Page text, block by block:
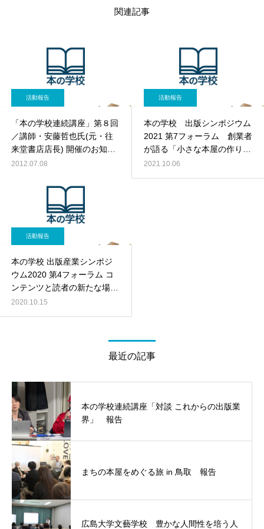
関連記事
活動報告
「本の学校連続講座」第８回
／講師・安藤哲也氏(元・往
来堂書店店長) 開催のお知ら
せ
2012.07.08
活動報告
本の学校 出版シンポジウム
2021 第7フォーラム 創業者
が語る「小さな本屋の作り方
と続け方」
2021.10.06
活動報告
本の学校 出版産業シンポジ
ウム2020 第4フォーラム コ
ンテンツと読者の新たな場の
設計
2020.10.15
最近の記事
本の学校連続講座「対談 これからの出版業
界」 報告
まちの本屋をめぐる旅 in 鳥取 報告
広島大学文藝学校 豊かな人間性を培う人